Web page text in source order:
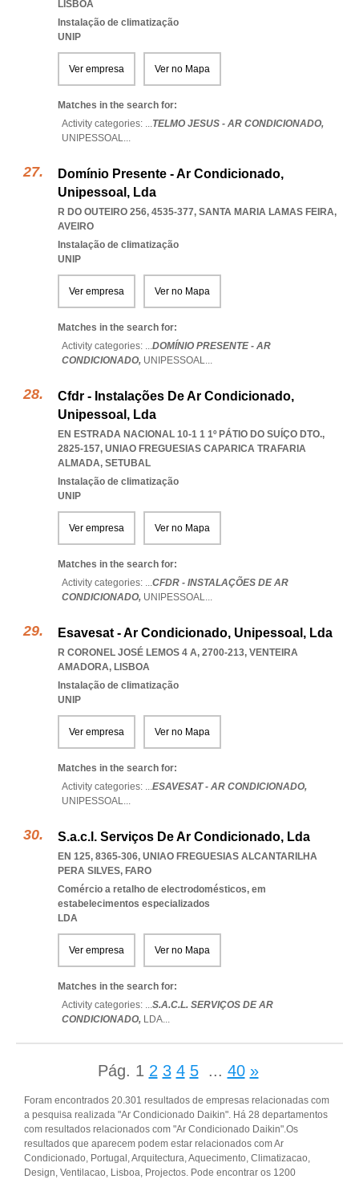
LISBOA
Instalação de climatização
UNIP
Ver empresa Ver no Mapa
Matches in the search for:
Activity categories: ...TELMO JESUS - AR CONDICIONADO,
UNIPESSOAL...
Domínio Presente - Ar Condicionado,
Unipessoal, Lda
R DO OUTEIRO 256, 4535-377, SANTA MARIA LAMAS FEIRA,
AVEIRO
Instalação de climatização
UNIP
Ver empresa Ver no Mapa
Matches in the search for:
Activity categories: ...DOMÍNIO PRESENTE - AR
CONDICIONADO, UNIPESSOAL...
Cfdr - Instalações De Ar Condicionado,
Unipessoal, Lda
EN ESTRADA NACIONAL 10-1 1 1º PÁTIO DO SUÍÇO DTO.,
2825-157, UNIAO FREGUESIAS CAPARICA TRAFARIA
ALMADA, SETUBAL
Instalação de climatização
UNIP
Ver empresa Ver no Mapa
Matches in the search for:
Activity categories: ...CFDR - INSTALAÇÕES DE AR
CONDICIONADO, UNIPESSOAL...
Esavesat - Ar Condicionado, Unipessoal, Lda
R CORONEL JOSÉ LEMOS 4 A, 2700-213, VENTEIRA
AMADORA, LISBOA
Instalação de climatização
UNIP
Ver empresa Ver no Mapa
Matches in the search for:
Activity categories: ...ESAVESAT - AR CONDICIONADO,
UNIPESSOAL...
S.a.c.l. Serviços De Ar Condicionado, Lda
EN 125, 8365-306, UNIAO FREGUESIAS ALCANTARILHA
PERA SILVES, FARO
Comércio a retalho de electrodomésticos, em
estabelecimentos especializados
LDA
Ver empresa Ver no Mapa
Matches in the search for:
Activity categories: ...S.A.C.L. SERVIÇOS DE AR
CONDICIONADO, LDA...
Pág. 1 2 3 4 5 ... 40 »
Foram encontrados 20.301 resultados de empresas relacionadas com
a pesquisa realizada "Ar Condicionado Daikin". Há 28 departamentos
com resultados relacionados com "Ar Condicionado Daikin".Os
resultados que aparecem podem estar relacionados com Ar
Condicionado, Portugal, Arquitectura, Aquecimento, Climatizacao,
Design, Ventilacao, Lisboa, Projectos. Pode encontrar os 1200